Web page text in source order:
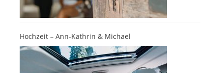
Hochzeit – Ann-Kathrin & Michael